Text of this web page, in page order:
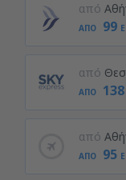
από
ΑΠΌ 99
από
ΑΠΌ 138
από
ΑΠΌ 95